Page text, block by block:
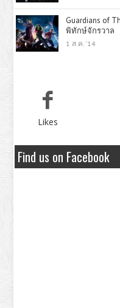
Guardians of
พิทักษ์จักรวาล
1 ส.ค. '14
Likes
Find us on Facebook